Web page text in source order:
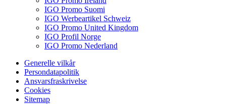
IGO Promo Suomi
IGO Werbeartikel Schweiz
IGO Promo United Kingdom
IGO Profil Norge
IGO Promo Nederland
Generelle vilkår
Persondatapolitik
Ansvarsfraskrivelse
Cookies
Sitemap